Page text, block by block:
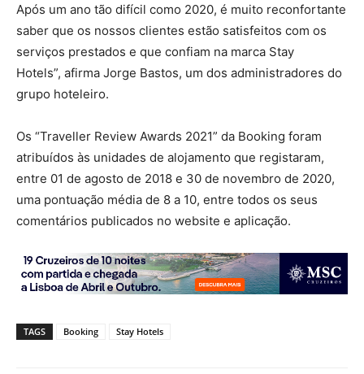
Após um ano tão difícil como 2020, é muito reconfortante
saber que os nossos clientes estão satisfeitos com os
serviços prestados e que confiam na marca Stay
Hotels”, afirma Jorge Bastos, um dos administradores do
grupo hoteleiro.
Os “Traveller Review Awards 2021” da Booking foram
atribuídos às unidades de alojamento que registaram,
entre 01 de agosto de 2018 e 30 de novembro de 2020,
uma pontuação média de 8 a 10, entre todos os seus
comentários publicados no website e aplicação.
TAGS Booking Stay Hotels